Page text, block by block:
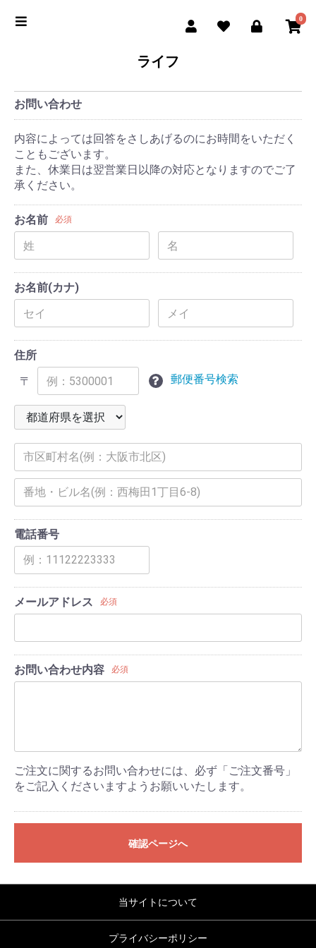
0
ライフ
お問い合わせ
内容によっては回答をさしあげるのにお時間をいただく
こともございます。
また、休業日は翌営業日以降の対応となりますのでご了
承ください。
お名前 必須
お名前(カナ)
住所
〒
郵便番号検索
電話番号
メールアドレス 必須
お問い合わせ内容 必須
ご注文に関するお問い合わせには、必ず「ご注文番号」
をご記入くださいますようお願いいたします。
確認ページへ
当サイトについて
プライバシーポリシー